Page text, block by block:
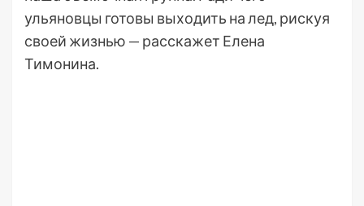
ульяновцы готовы выходить на лед, рискуя
своей жизнью — расскажет Елена
Тимонина.